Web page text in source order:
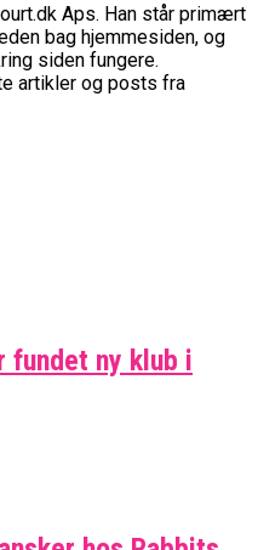
Aps. Han står primært
bag hjemmesiden, og
siden fungere.
artikler og posts fra
fundet ny klub i